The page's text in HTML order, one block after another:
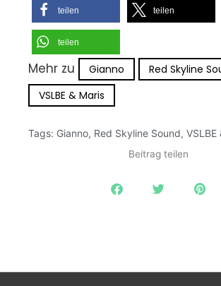
teilen teilen
teilen
Mehr zu Gianno
Red Skyline
VSLBE & Maris
Tags: Gianno, Red Skyline Sound, VSLBE
Beitrag teilen